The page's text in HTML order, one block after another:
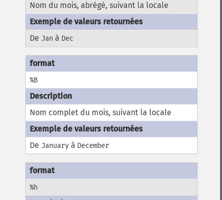
Nom du mois, abrégé, suivant la locale
De Jan à Dec
%B
Nom complet du mois, suivant la locale
De January à December
%h